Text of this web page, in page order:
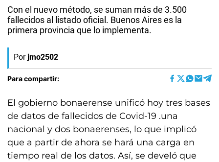
Con el nuevo método, se suman más de 3.500
fallecidos al listado oficial. Buenos Aires es la
primera provincia que lo implementa.
Por jmo2502
Para compartir:
El gobierno bonaerense unificó hoy tres bases
de datos de fallecidos de Covid-19 .una
nacional y dos bonaerenses, lo que implicó
que a partir de ahora se hará una carga en
tiempo real de los datos. Así, se develó que